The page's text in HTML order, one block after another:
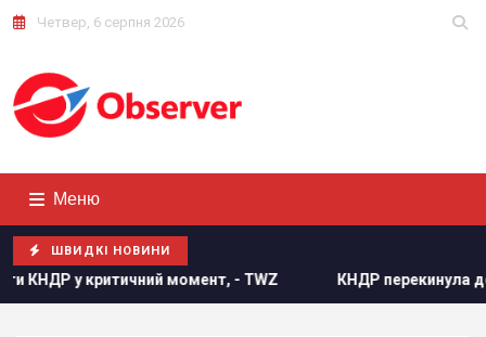
Четвер, 6 серпня 2026
Меню
ШВИДКІ НОВИНИ
момент, - TWZ КНДР перекинула до Росії понад 100